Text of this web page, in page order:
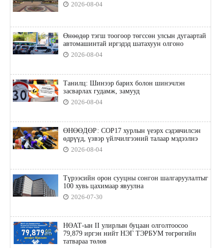
2026-08-04
Өнөөдөр тэгш тоогоор төгссөн улсын дугаартай
автомашинтай иргэдэд шатахуун олгоно
2026-08-04
Танилц: Шинээр барих болон шинэчлэн
засварлах гудамж, замууд
2026-08-04
ӨНӨӨДӨР: COP17 хурлын үеэрх сэдэвчилсэн
өдрүүд, үзвэр үйлчилгээний талаар мэдээлнэ
2026-08-04
Түрээсийн орон сууцны сонгон шалгаруулалтыг
100 хувь цахимаар явуулна
2026-07-30
НӨАТ-ын II улирлын буцаан олголтоосоо
79,879 иргэн нийт НЭГ ТЭРБУМ төгрөгийн
татвараа төлөв